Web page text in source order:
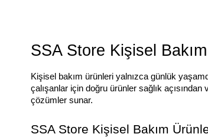
SSA Store Kişisel
Kişisel bakım ürünleri yalnızca günlük
çalışanlar için doğru ürünler sağlık açısından
çözümler sunar.
SSA Store Kişisel Bakım